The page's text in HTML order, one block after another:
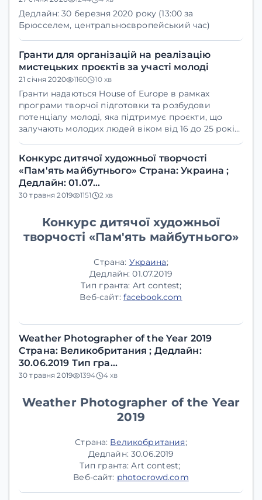
Дедлайн: 30 березня 2020 року (13:00 за
Брюсселем, центральноєвропейський час)
Гранти для організацій на реалізацію
мистецьких проєктів за участі молоді
21 січня 2020 1160 10 хв
Гранти надаються House of Europe в рамках
програми творчої підготовки та розбудови
потенціалу молоді, яка підтримує проєкти, що
залучають молодих людей віком від 16 до 25 років
Конкурс дитячої художньої творчості
«Пам'ять майбутнього» Страна: Украина ;
Дедлайн: 01.07…
30 травня 2019 1151 2 хв
Конкурс дитячої художньої
творчості «Пам'ять майбутнього»
Страна: Украина;
Дедлайн: 01.07.2019
Тип гранта: Art contest;
Веб-сайт: facebook.com
Weather Photographer of the Year 2019
Страна: Великобритания ; Дедлайн:
30.06.2019 Тип гра…
30 травня 2019 1394 4 хв
Weather Photographer of the Year
2019
Страна: Великобритания;
Дедлайн: 30.06.2019
Тип гранта: Art contest;
Веб-сайт: photocrowd.com